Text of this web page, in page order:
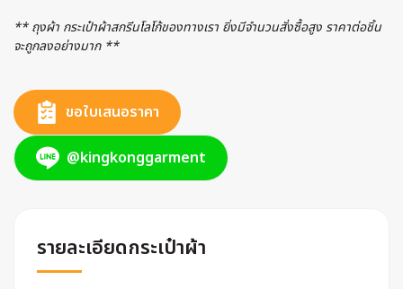
** ถุงผ้า กระเป๋าผ้าสกรีนโลโก้ของทางเรา ยิ่งมีจำนวนสั่งซื้อสูง ราคาต่อชิ้น
จะถูกลงอย่างมาก **
ขอใบเสนอราคา
@kingkonggarment
รายละเอียดกระเป๋าผ้า